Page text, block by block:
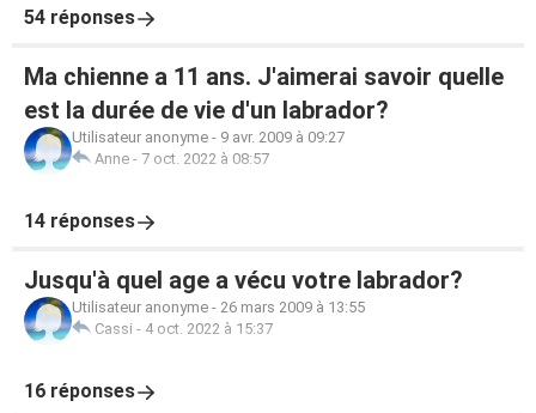
54 réponses
Ma chienne a 11 ans. J'aimerai savoir quelle
est la durée de vie d'un labrador?
Utilisateur anonyme - 9 avr. 2009 à 09:27
Anne - 7 oct. 2022 à 08:57
14 réponses
Jusqu'à quel age a vécu votre labrador?
Utilisateur anonyme - 26 mars 2009 à 13:55
Cassi - 4 oct. 2022 à 15:37
16 réponses